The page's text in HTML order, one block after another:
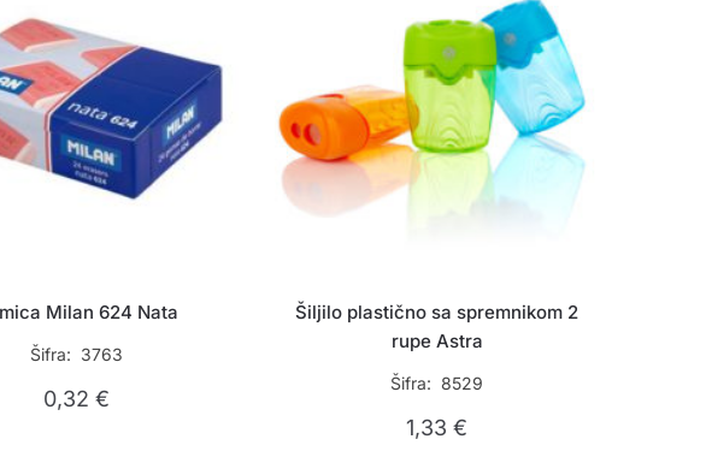
Milan 624 Nata
Šifra: 3763
0,32 €
Šiljilo plastično sa spremnikom 2
rupe Astra
Šifra: 8529
1,33€